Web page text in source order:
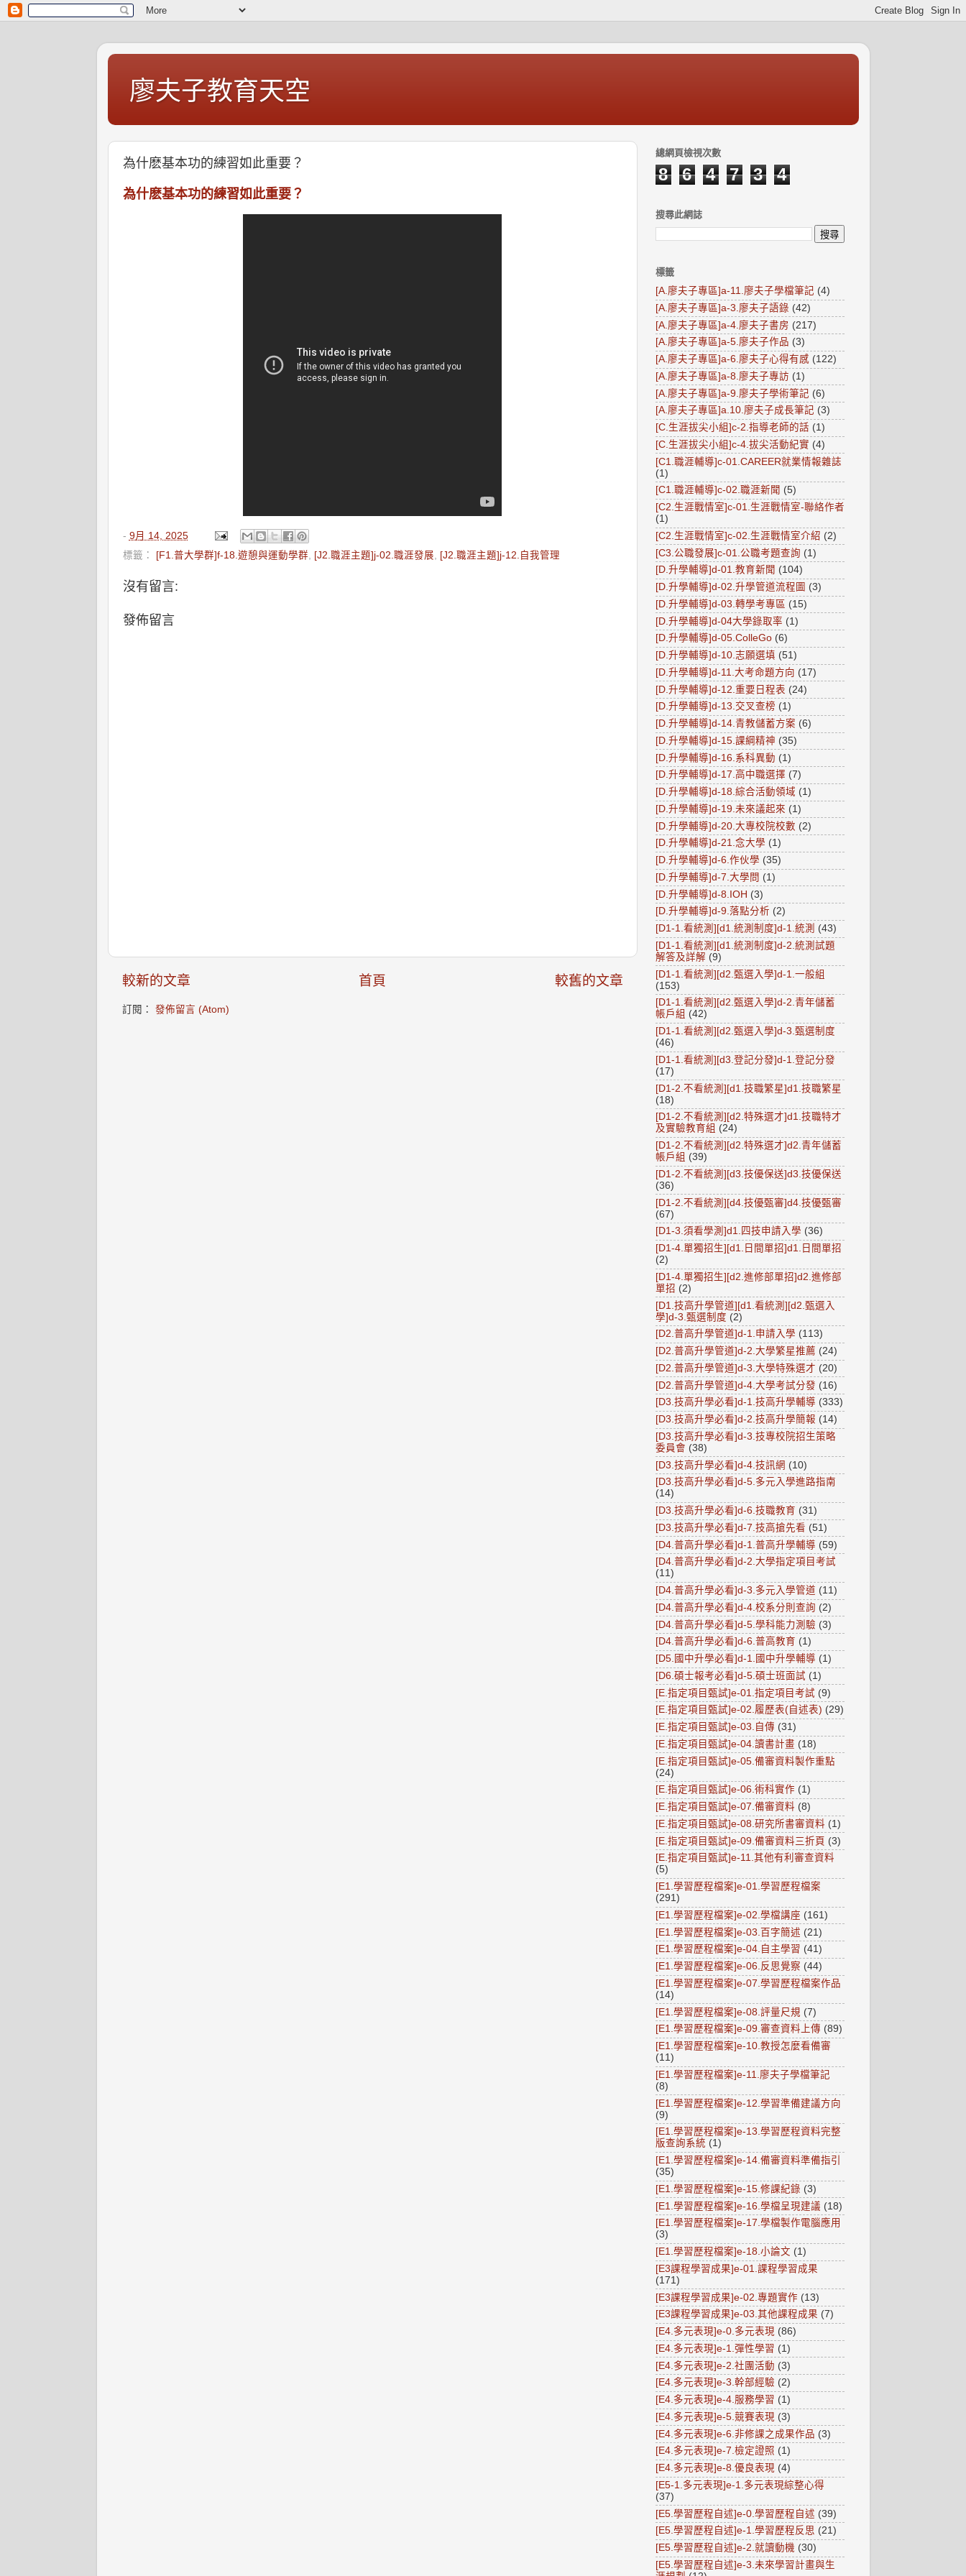
廖夫子教育天空
為什麽基本功的練習如此重要？
為什麽基本功的練習如此重要？
- 9月 14, 2025
標籤：
[F1.普大學群]f-18.遊憩與運動學群, [J2.職涯主題]j-02.職涯發展, [J2.職涯主題]j-12.自我管理
沒有留言:
發佈留言
較新的文章 較舊的文章
首頁
訂閱： 發佈留言 (Atom)
總網頁檢視次數
8 6 4 7 3 4
搜尋此網誌
標籤
[A.廖夫子專區]a-11.廖夫子學檔筆記 (4)
[A.廖夫子專區]a-3.廖夫子語錄 (42)
[A.廖夫子專區]a-4.廖夫子書房 (217)
[A.廖夫子專區]a-5.廖夫子作品 (3)
[A.廖夫子專區]a-6.廖夫子心得有感 (122)
[A.廖夫子專區]a-8.廖夫子專訪 (1)
[A.廖夫子專區]a-9.廖夫子學術筆記 (6)
[A.廖夫子專區]a.10.廖夫子成長筆記 (3)
[C.生涯拔尖小組]c-2.指導老師的話 (1)
[C.生涯拔尖小組]c-4.拔尖活動紀實 (4)
[C1.職涯輔導]c-01.CAREER就業情報雜誌
(1)
[C1.職涯輔導]c-02.職涯新聞 (5)
[C2.生涯戰情室]c-01.生涯戰情室-聯絡作者
(1)
[C2.生涯戰情室]c-02.生涯戰情室介紹 (2)
[C3.公職發展]c-01.公職考題查詢 (1)
[D.升學輔導]d-01.教育新聞 (104)
[D.升學輔導]d-02.升學管道流程圖 (3)
[D.升學輔導]d-03.轉學考專區 (15)
[D.升學輔導]d-04大學錄取率 (1)
[D.升學輔導]d-05.ColleGo (6)
[D.升學輔導]d-10.志願選填 (51)
[D.升學輔導]d-11.大考命題方向 (17)
[D.升學輔導]d-12.重要日程表 (24)
[D.升學輔導]d-13.交叉查榜 (1)
[D.升學輔導]d-14.青教儲蓄方案 (6)
[D.升學輔導]d-15.課綱精神 (35)
[D.升學輔導]d-16.系科異動 (1)
[D.升學輔導]d-17.高中職選擇 (7)
[D.升學輔導]d-18.綜合活動領域 (1)
[D.升學輔導]d-19.未來議起來 (1)
[D.升學輔導]d-20.大專校院校數 (2)
[D.升學輔導]d-21.念大學 (1)
[D.升學輔導]d-6.作伙學 (35)
[D.升學輔導]d-7.大學問 (1)
[D.升學輔導]d-8.IOH (3)
[D.升學輔導]d-9.落點分析 (2)
[D1-1.看統測][d1.統測制度]d-1.統測 (43)
[D1-1.看統測][d1.統測制度]d-2.統測試題
解答及詳解 (9)
[D1-1.看統測][d2.甄選入學]d-1.一般組
(153)
[D1-1.看統測][d2.甄選入學]d-2.青年儲蓄
帳戶組 (42)
[D1-1.看統測][d2.甄選入學]d-3.甄選制度
(46)
[D1-1.看統測][d3.登記分發]d-1.登記分發
(17)
[D1-2.不看統測][d1.技職繁星]d1.技職繁星
(18)
[D1-2.不看統測][d2.特殊選才]d1.技職特才
及實驗教育組 (24)
[D1-2.不看統測][d2.特殊選才]d2.青年儲蓄
帳戶組 (39)
[D1-2.不看統測][d3.技優保送]d3.技優保送
(36)
[D1-2.不看統測][d4.技優甄審]d4.技優甄審
(67)
[D1-3.須看學測]d1.四技申請入學 (36)
[D1-4.單獨招生][d1.日間單招]d1.日間單招
(2)
[D1-4.單獨招生][d2.進修部單招]d2.進修部
單招 (2)
[D1.技高升學管道][d1.看統測][d2.甄選入
學]d-3.甄選制度 (2)
[D2.普高升學管道]d-1.申請入學 (113)
[D2.普高升學管道]d-2.大學繁星推薦 (24)
[D2.普高升學管道]d-3.大學特殊選才 (20)
[D2.普高升學管道]d-4.大學考試分發 (16)
[D3.技高升學必看]d-1.技高升學輔導 (333)
[D3.技高升學必看]d-2.技高升學簡報 (14)
[D3.技高升學必看]d-3.技專校院招生策略
委員會 (38)
[D3.技高升學必看]d-4.技訊網 (10)
[D3.技高升學必看]d-5.多元入學進路指南
(14)
[D3.技高升學必看]d-6.技職教育 (31)
[D3.技高升學必看]d-7.技高搶先看 (51)
[D4.普高升學必看]d-1.普高升學輔導 (59)
[D4.普高升學必看]d-2.大學指定項目考試
(11)
[D4.普高升學必看]d-3.多元入學管道 (11)
[D4.普高升學必看]d-4.校系分則查詢 (2)
[D4.普高升學必看]d-5.學科能力測驗 (3)
[D4.普高升學必看]d-6.普高教育 (1)
[D5.國中升學必看]d-1.國中升學輔導 (1)
[D6.碩士報考必看]d-5.碩士班面試 (1)
[E.指定項目甄試]e-01.指定項目考試 (9)
[E.指定項目甄試]e-02.履歷表(自述表) (29)
[E.指定項目甄試]e-03.自傳 (31)
[E.指定項目甄試]e-04.讀書計畫 (18)
[E.指定項目甄試]e-05.備審資料製作重點
(24)
[E.指定項目甄試]e-06.術科實作 (1)
[E.指定項目甄試]e-07.備審資料 (8)
[E.指定項目甄試]e-08.研究所書審資料 (1)
[E.指定項目甄試]e-09.備審資料三折頁 (3)
[E.指定項目甄試]e-11.其他有利審查資料
(5)
[E1.學習歷程檔案]e-01.學習歷程檔案
(291)
[E1.學習歷程檔案]e-02.學檔講座 (161)
[E1.學習歷程檔案]e-03.百字簡述 (21)
[E1.學習歷程檔案]e-04.自主學習 (41)
[E1.學習歷程檔案]e-06.反思覺察 (44)
[E1.學習歷程檔案]e-07.學習歷程檔案作品
(14)
[E1.學習歷程檔案]e-08.評量尺規 (7)
[E1.學習歷程檔案]e-09.審查資料上傳 (89)
[E1.學習歷程檔案]e-10.教授怎麼看備審
(11)
[E1.學習歷程檔案]e-11.廖夫子學檔筆記
(8)
[E1.學習歷程檔案]e-12.學習準備建議方向
(9)
[E1.學習歷程檔案]e-13.學習歷程資料完整
版查詢系統 (1)
[E1.學習歷程檔案]e-14.備審資料準備指引
(35)
[E1.學習歷程檔案]e-15.修課紀錄 (3)
[E1.學習歷程檔案]e-16.學檔呈現建議 (18)
[E1.學習歷程檔案]e-17.學檔製作電腦應用
(3)
[E1.學習歷程檔案]e-18.小論文 (1)
[E3課程學習成果]e-01.課程學習成果
(171)
[E3課程學習成果]e-02.專題實作 (13)
[E3課程學習成果]e-03.其他課程成果 (7)
[E4.多元表現]e-0.多元表現 (86)
[E4.多元表現]e-1.彈性學習 (1)
[E4.多元表現]e-2.社團活動 (3)
[E4.多元表現]e-3.幹部經驗 (2)
[E4.多元表現]e-4.服務學習 (1)
[E4.多元表現]e-5.競賽表現 (3)
[E4.多元表現]e-6.非修課之成果作品 (3)
[E4.多元表現]e-7.檢定證照 (1)
[E4.多元表現]e-8.優良表現 (4)
[E5-1.多元表現]e-1.多元表現綜整心得
(37)
[E5.學習歷程自述]e-0.學習歷程自述 (39)
[E5.學習歷程自述]e-1.學習歷程反思 (21)
[E5.學習歷程自述]e-2.就讀動機 (30)
[E5.學習歷程自述]e-3.未來學習計畫與生